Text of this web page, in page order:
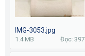
IMG-3053.jpg
1.4 MB Đọc: 397